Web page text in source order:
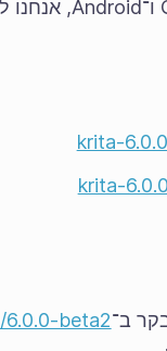
krita-
krita-
ב־beta2/